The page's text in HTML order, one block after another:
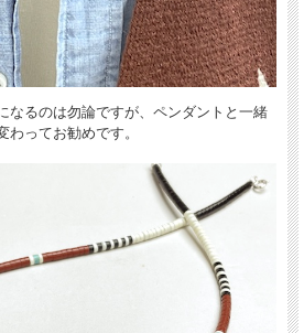
なるのは勿論ですが、ペンダントと一緒
わってお勧めです。